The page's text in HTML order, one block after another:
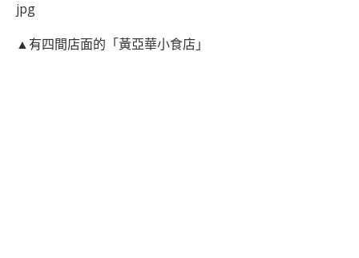
▲有四間店面的「黃亞華小食店」